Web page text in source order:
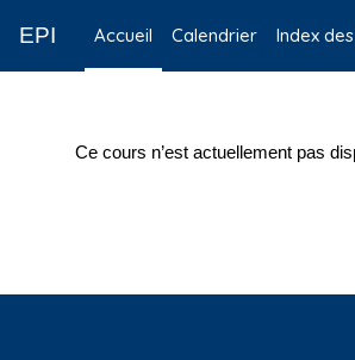
EPI Accueil Calendrier Index
Ce cours n’est actuellement pas